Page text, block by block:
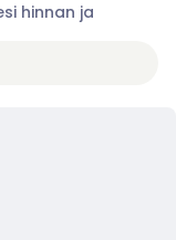
hinnan ja